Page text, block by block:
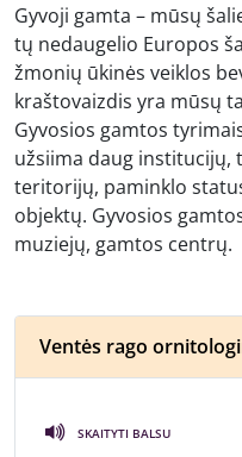
Gyvoji gamta – mūsų
tų nedaugelio Europos
žmonių ūkinės veiklos
kraštovaizdis yra mūsų
Gyvosios gamtos
užsiima daug institucijų,
teritorijų, paminklo
objektų. Gyvosios
muziejų, gamtos centrų.
Ventės rago
SKAITYTI BALSU